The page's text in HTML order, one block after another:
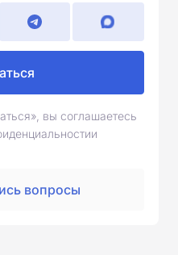
вы соглашаетесь
вопросы